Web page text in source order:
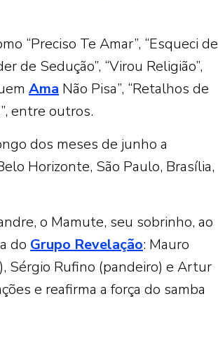
“Preciso Te Amar”, “Esqueci de
de Sedução”, “Virou Religião”,
Ama Não Pisa”, “Retalhos de
entre outros.
dos meses de junho a
Horizonte, São Paulo, Brasília,
o Mamute, seu sobrinho, ao
do Grupo Revelação: Mauro
Sérgio Rufino (pandeiro) e Artur
e reafirma a força do samba